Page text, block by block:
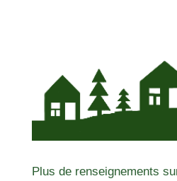
Plus de renseignements